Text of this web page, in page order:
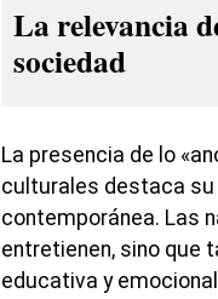
La relevancia
sociedad
La presencia de lo
culturales destaca su
contemporánea. Las
entretienen, sino que
educativa y